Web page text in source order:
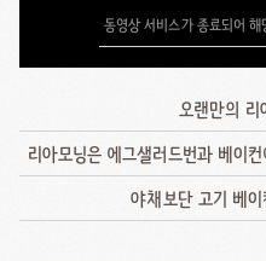
동영상 서비스가 종료되어
오랜만의 리
리아모닝은 에그샐러드번과 베이
야채보단 고기 베